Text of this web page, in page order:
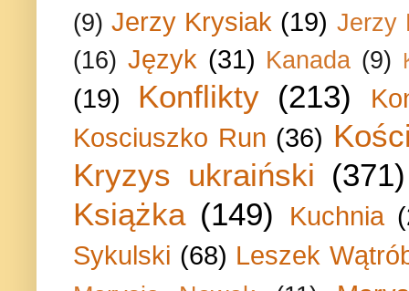
(9) Jerzy Krysiak (19) Jerzy
(16) Język (31) Kanada (9)
(19) Konflikty (213)
Kosciuszko Run (36)
Kryzys ukraiński (371)
Książka (149) Kuchnia
Sykulski (68) Leszek